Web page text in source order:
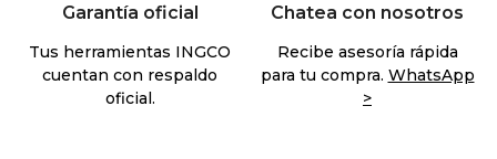
Garantía oficial
Tus herramientas INGCO
cuentan con respaldo
oficial.
Chatea con nosotros
Recibe asesoría rápida
para tu compra. WhatsApp
>